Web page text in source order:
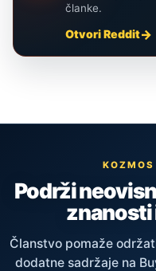
članke.
Otvori Reddit
Podrži
znanosti
Članstvo pomaže
dodatne sadržaje na